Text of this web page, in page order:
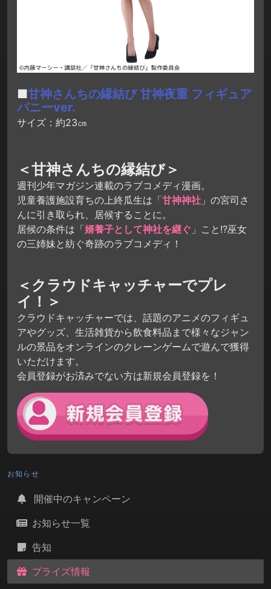
■甘神さんちの縁結び 甘神夜重 フィギュア
バニーver.
サイズ：約23㎝
＜甘神さんちの縁結び＞
週刊少年マガジン連載のラブコメディ漫画。
児童養護施設育ちの上終瓜生は「甘神神社 」の宮司さ
んに引き取られ、居候することに。
居候の条件は「婿養子として神社を継ぐ 」こと!?巫女
の三姉妹と紡ぐ奇跡のラブコメディ！
＜クラウドキャッチャーでプレ
イ！＞
クラウドキャッチャーでは、話題のアニメのフィギュ
アやグッズ、生活雑貨から飲食料品まで様々なジャン
ルの景品をオンラインのクレーンゲームで遊んで獲得
いただけます。
会員登録がお済みでない方は新規会員登録を！
お知らせ
開催中のキャンペーン
お知らせ一覧
告知
プライズ情報